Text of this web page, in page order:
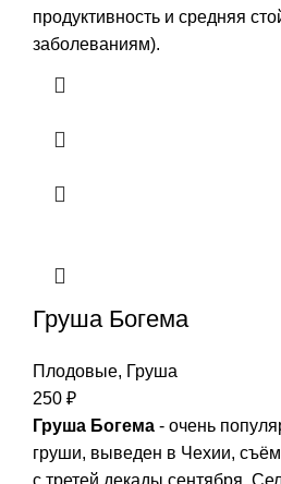
продуктивность и средняя
заболеваниям).
Груша Богема
Плодовые, Груша
250 ₽
Груша Богема - очень
груши, выведен в Чехии,
с третей декады сентября.